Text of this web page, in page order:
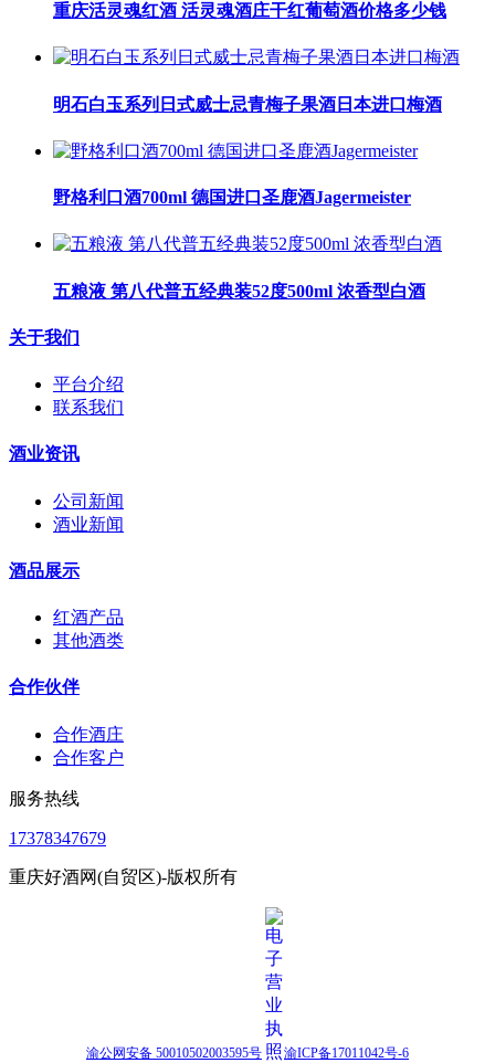
重庆活灵魂红酒 活灵魂酒庄干红葡萄酒价格多少钱
明石白玉系列日式威士忌青梅子果酒日本进口梅酒
野格利口酒700ml 德国进口圣鹿酒Jagermeister
五粮液 第八代普五经典装52度500ml 浓香型白酒
关于我们
平台介绍
联系我们
酒业资讯
公司新闻
酒业新闻
酒品展示
红酒产品
其他酒类
合作伙伴
合作酒庄
合作客户
服务热线
17378347679
重庆好酒网(自贸区)-版权所有
渝公网安备 50010502003595号 渝ICP备17011042号-6